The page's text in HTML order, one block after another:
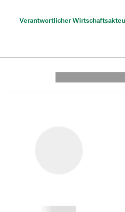
Verantwortlicher
------------